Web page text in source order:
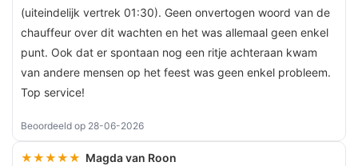
(uiteindelijk vertrek 01:30). Geen onvertogen woord van de
chauffeur over dit wachten en het was allemaal geen enkel
punt. Ook dat er spontaan nog een ritje achteraan kwam
van andere mensen op het feest was geen enkel probleem.
Top service!
Beoordeeld op 28-06-2026
★★★★★ Magda van Roon